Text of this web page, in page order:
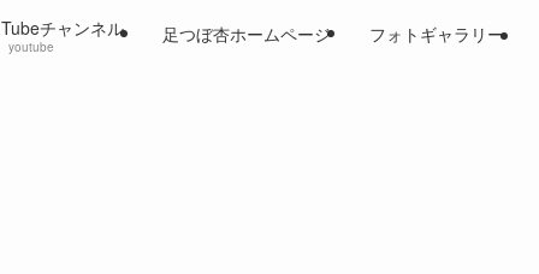
チャンネル
youtube
足つぼ杏ホームページ フォトギャラリー